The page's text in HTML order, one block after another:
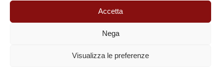
Accetta
Nega
Visualizza le preferenze
Portoni Tagliafuoco